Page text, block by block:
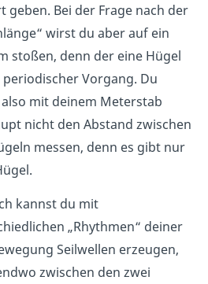
geben. Bei der Frage nach der
wirst du aber auf ein
stoßen, denn der eine Hügel
periodischer Vorgang. Du
mit deinem Meterstab
nicht den Abstand zwischen
messen, denn es gibt nur
kannst du mit
„Rhythmen“ deiner
Seilwellen erzeugen,
zwischen den zwei